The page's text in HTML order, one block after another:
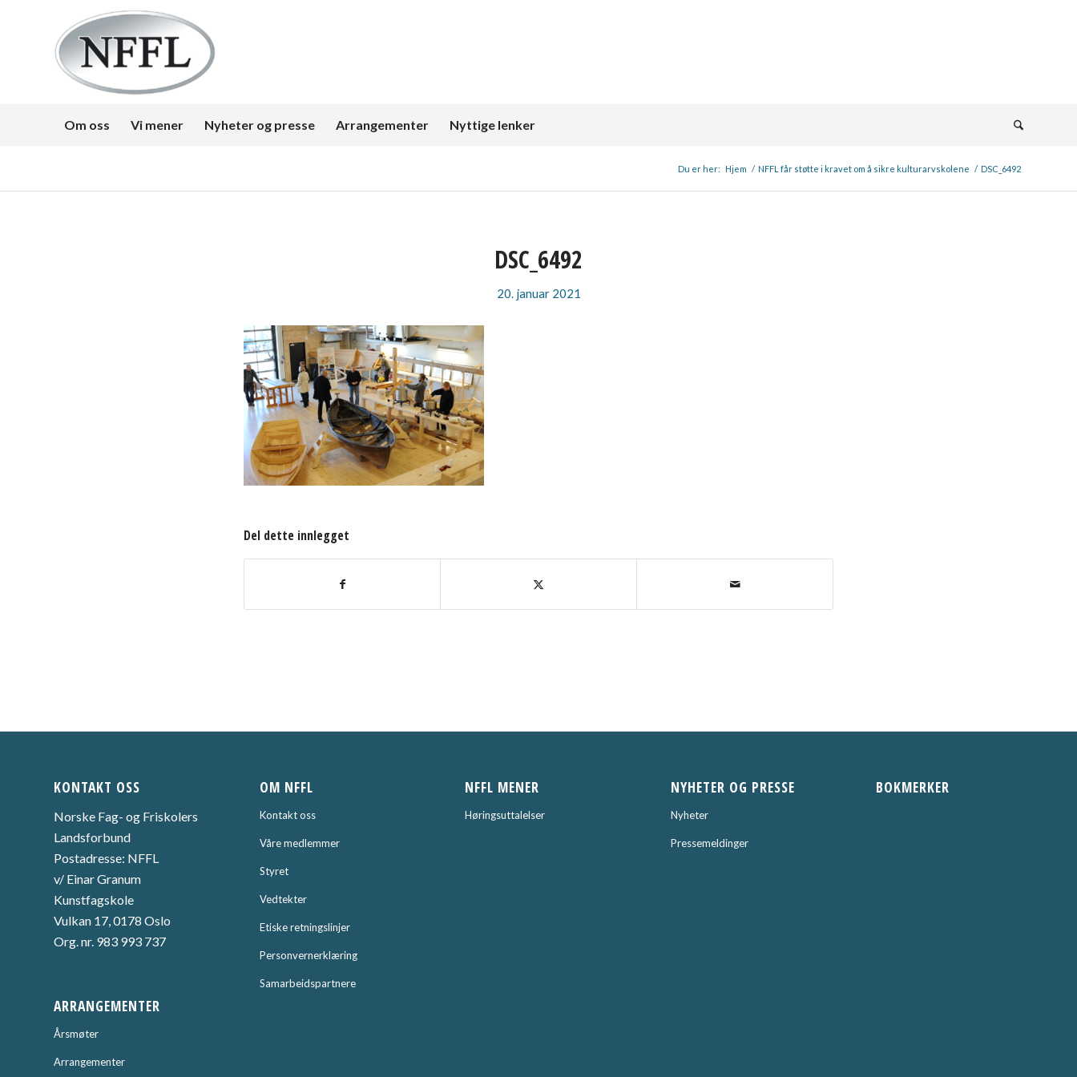
Om oss Vi mener Nyheter og presse Arrangementer Nyttige lenker
Du er her: Hjem / NFFL får støtte i kravet om å sikre kulturarvskolene / DSC_6492
DSC_6492
20. januar 2021
Del dette innlegget
KONTAKT OSS
Norske Fag- og Friskolers
Landsforbund
Postadresse: NFFL
v/ Einar Granum
Kunstfagskole
Vulkan 17, 0178 Oslo
Org. nr. 983 993 737
ARRANGEMENTER
Årsmøter
Arrangementer
OM NFFL
Kontakt oss
Våre medlemmer
Styret
Vedtekter
Etiske retningslinjer
Personvernerklæring
Samarbeidspartnere
NFFL MENER
Høringsuttalelser
NYHETER OG PRESSE
Nyheter
Pressemeldinger
BOKMERKER